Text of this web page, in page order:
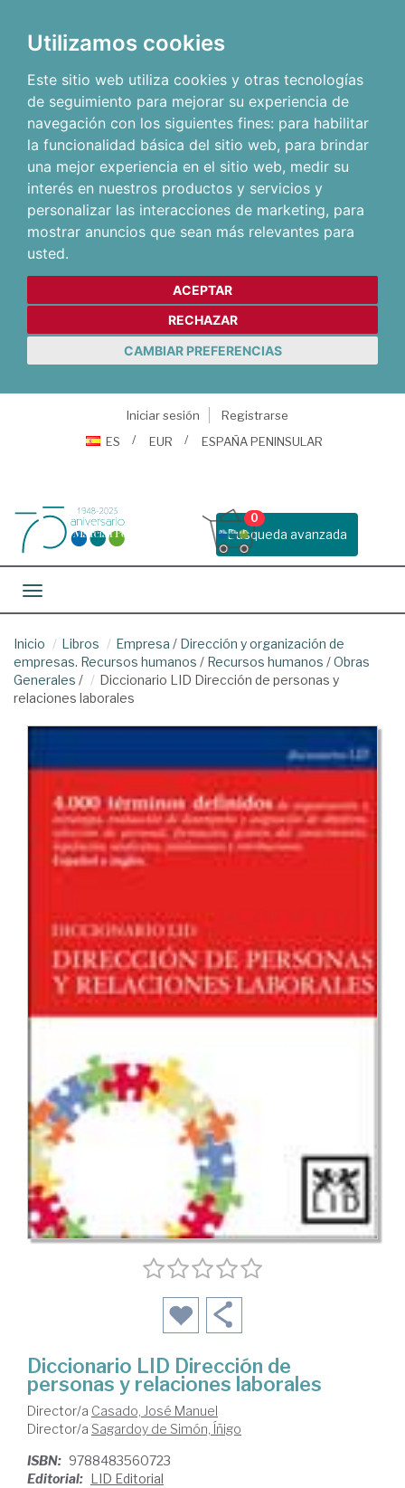
Utilizamos cookies
Este sitio web utiliza cookies y otras tecnologías
de seguimiento para mejorar su experiencia de
navegación con los siguientes fines: para habilitar
la funcionalidad básica del sitio web, para brindar
una mejor experiencia en el sitio web, medir su
interés en nuestros productos y servicios y
personalizar las interacciones de marketing, para
mostrar anuncios que sean más relevantes para
usted.
ACEPTAR
RECHAZAR
CAMBIAR PREFERENCIAS
Iniciar sesión
Registrarse
ES
EUR ESPAÑA PENINSULAR
Busqueda avanzada
0
Toggle navigation
Inicio Libros Empresa / Dirección y organización de
empresas. Recursos humanos / Recursos humanos /Obras
Generales /
Diccionario LID Dirección de personas y
relaciones laborales
Diccionario LID Dirección de
personas y relaciones laborales
Director/a Casado, José Manuel
Director/a Sagardoy de Simón, Íñigo
ISBN: 9788483560723
Editorial: LID Editorial